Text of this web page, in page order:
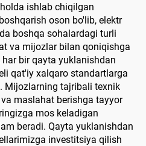
ishlab chiqilgan
oson bo'lib, elektr
boshqa sohalardagi turli
va mijozlar bilan qoniqishga
bir qayta yuklanishdan
qat'iy xalqaro standartlarga
Mijozlarning tajribali texnik
maslahat berishga tayyor
mos keladigan
beradi. Qayta yuklanishdan
investitsiya qilish